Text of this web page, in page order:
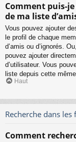
Comment puis-
de ma liste
Vous pouvez ajouter
le profil de chaque
d’amis ou d’ignorés.
pouvez ajouter
d’utilisateur. Vous
liste depuis cette
Haut
Recherche dans les
Comment